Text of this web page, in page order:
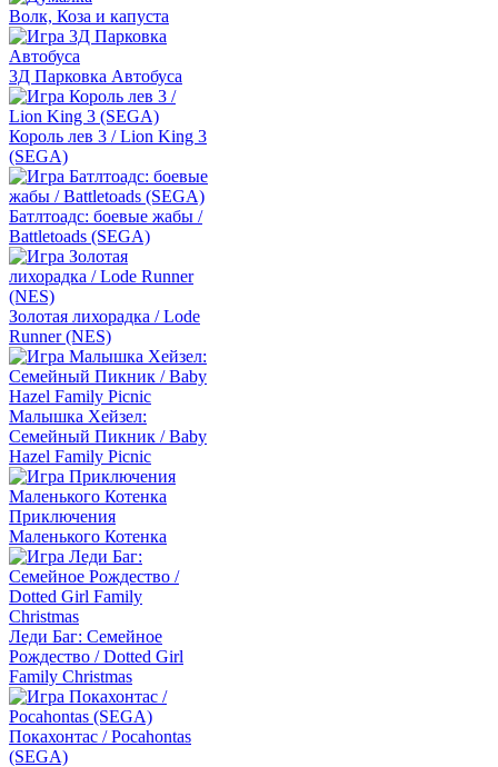
Волк, Коза и капуста
3Д Парковка Автобуса
Король лев 3 / Lion King 3
(SEGA)
Батлтоадс: боевые жабы /
Battletoads (SEGA)
Золотая лихорадка / Lode
Runner (NES)
Малышка Хейзел:
Семейный Пикник / Baby
Hazel Family Picnic
Приключения
Маленького Котенка
Леди Баг: Семейное
Рождество / Dotted Girl
Family Christmas
Покахонтас / Pocahontas
(SEGA)